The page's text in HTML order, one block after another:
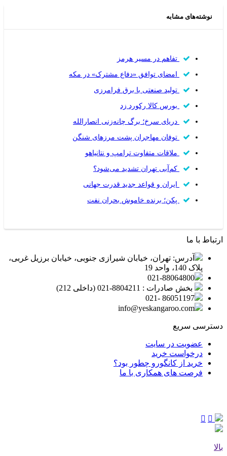
نوشته‌های مشابه
تفاهم در مسیر هرمز
امضای توافق «دفاع مشترک» در مکه
تولید صنعتی با برق فرامرزی
بورس کالا رکورد زد
دریای سرخ؛ برگ چانه‌زنی انصارالله
توفان مهاجران پشت مرزهای شنگن
ملاقات متفاوت ترامپ و نتانیاهو
کم‌آبی تهران تشدید می‌شود؟
ایران و قواعد جدید قدرت جهانی
پکن؛ برنده خاموش بحران نفت
ارتباط با ما
آدرس: تهران، خیابان شیرازی جنوبی، خیابان برزیل غربی،
پلاک 140، واحد 19
021-88064800
بخش صادرات : 8804211-021 (داخلی 212)
86051197 -021
info@yeskangaroo.com
دسترسی سریع
عضویت در سایت
درخواست خرید
خرید از کانگورو چطور بود؟
فرصت های همکاری با ما
بالا